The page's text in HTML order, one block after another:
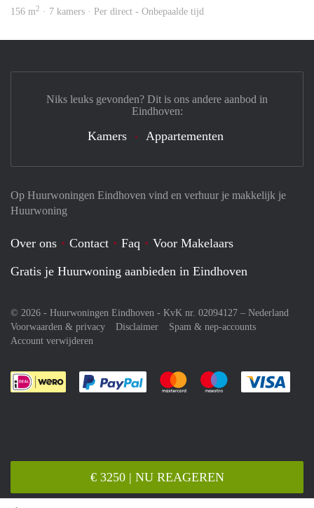
€ 3250 | NU REAGEREN
156 m2 · 7 kamers · Per direct - Onbepaalde tijd
Op Huurwoningen Eindhoven vind en verhuur je makkelijk je
Huurwoning
Over ons Contact Faq
Voor Makelaars
Gratis je Huurwoning aanbieden in Eindhoven
© 2026 - Huurwoningen Eindhoven - KvK nr. 02094127 – Nederland
Voorwaarden & privacy
Disclaimer
Spam & nep-accounts
Account verwijderen
Je rekent gemakkelijk af met Paypal
Je rekent gemakkelijk af met
Je rekent
Niks leuks gevonden? Dit is ons andere aanbod in
Eindhoven:
Kamers Appartementen